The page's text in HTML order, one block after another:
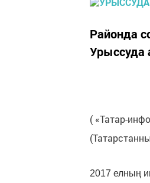
Районда
Урыссуда
( «Татар-
2017 елның